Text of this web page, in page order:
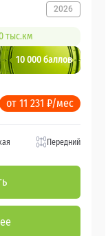
2026
тыс.км
10 000 баллов
от 11 231 ₽/мес
Передний